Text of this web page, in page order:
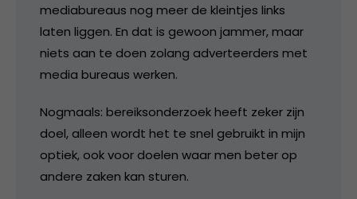
mediabureaus nog meer de kleintjes links
laten liggen. En dat is gewoon jammer, maar
niets aan te doen zolang adverteerders met
media bureaus werken.
Nogmaals: bereiksonderzoek heeft zeker zijn
doel, alleen wordt het te snel gebruikt in mijn
optiek, ook voor doelen waar men beter op
andere zaken kan sturen.